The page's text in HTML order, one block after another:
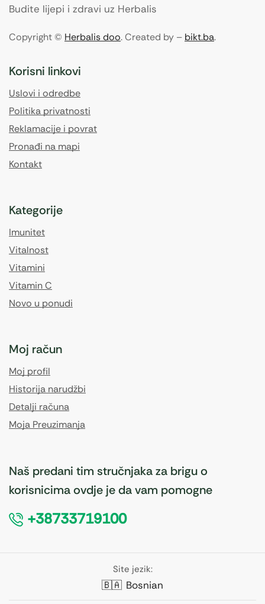
Budite lijepi i zdravi uz Herbalis
Copyright © Herbalis doo. Created by – bikt.ba.
Korisni linkovi
Uslovi i odredbe
Politika privatnosti
Reklamacije i povrat
Pronađi na mapi
Kontakt
Kategorije
Imunitet
Vitalnost
Vitamini
Vitamin C
Novo u ponudi
Moj račun
Moj profil
Historija narudžbi
Detalji računa
Moja Preuzimanja
Naš predani tim stručnjaka za brigu o
korisnicima ovdje je da vam pomogne
+38733719100
Site jezik:
🇧🇦 Bosnian